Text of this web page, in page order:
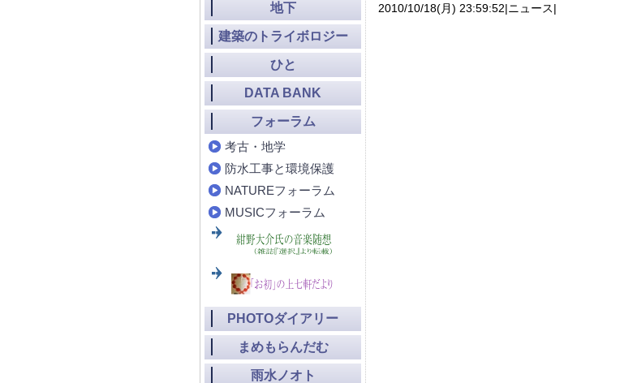
2010/10/18(月) 23:59:52|ニュース|
地下
建築のトライボロジー
ひと
DATA BANK
フォーラム
考古・地学
防水工事と環境保護
NATUREフォーラム
MUSICフォーラム
PHOTOダイアリー
まめもらんだむ
雨水ノオト